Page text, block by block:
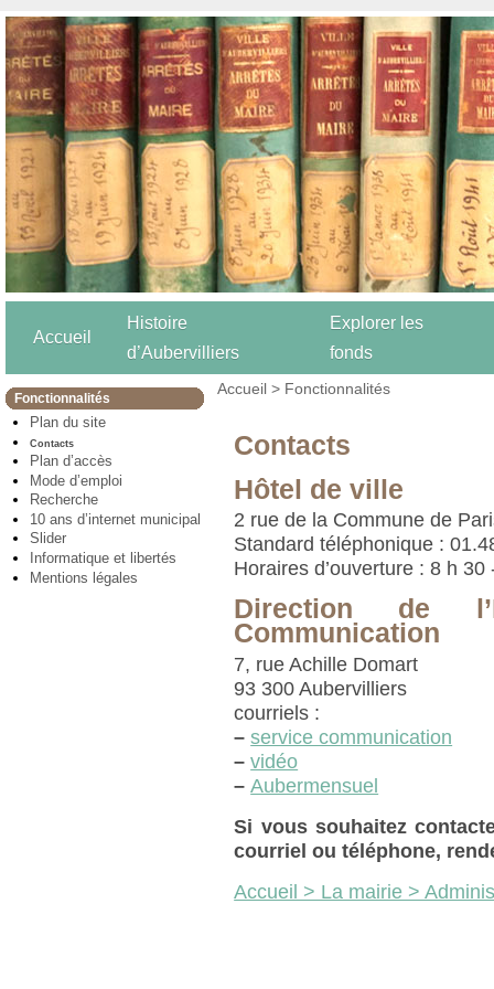
Accueil
Histoire
d’Aubervilliers
Explorer les
fonds
Fonctionnalités
Plan du site
Contacts
Plan d’accès
Mode d’emploi
Recherche
10 ans d’internet municipal
Slider
Informatique et libertés
Mentions légales
Accueil > Fonctionnalités
Contacts
Hôtel de ville
2 rue de la Commune de
Standard téléphonique :
Horaires d’ouverture : 8 h 30
Direction de
Communication
7, rue Achille Domart
93 300 Aubervilliers
courriels :
– service communication
– vidéo
– Aubermensuel
Si vous souhaitez
courriel ou téléphone,
Accueil > La mairie >